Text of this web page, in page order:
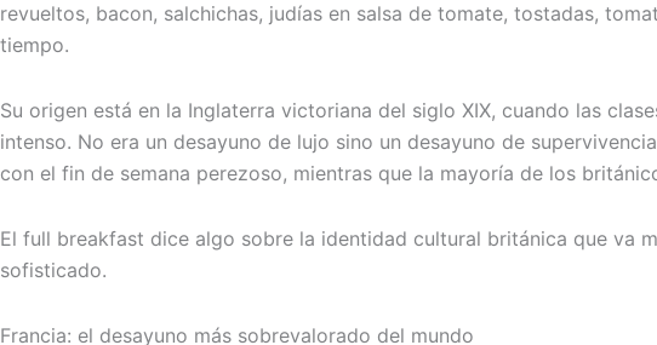
revueltos, bacon, salchichas, judías en salsa de tomate, tostadas,
tiempo.
Su origen está en la Inglaterra victoriana del siglo XIX, cuando las
intenso. No era un desayuno de lujo sino un desayuno de
con el fin de semana perezoso, mientras que la mayoría de los
El full breakfast dice algo sobre la identidad cultural británica que va
sofisticado.
Francia: el desayuno más sobrevalorado del mundo